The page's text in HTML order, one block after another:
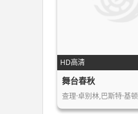
HD高清
舞台春秋
查理·卓别林,巴斯特·基